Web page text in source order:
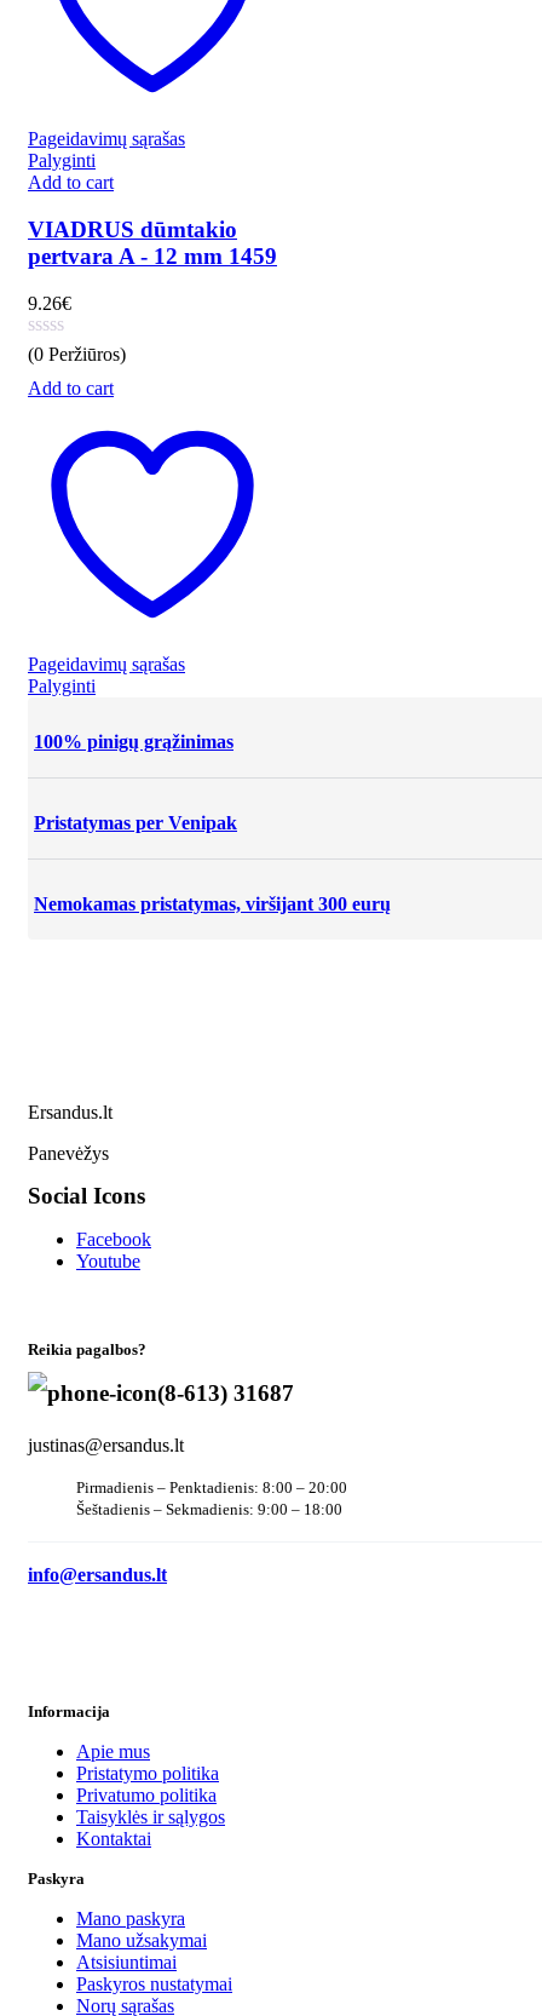
Pageidavimų sąrašas
Palyginti
Add to cart
VIADRUS dūmtakio
pertvara A - 12 mm 1459
9.26€
(0 Peržiūros)
Add to cart
Pageidavimų sąrašas
Palyginti
100% pinigų grąžinimas
Pristatymas per Venipak
Nemokamas pristatymas, viršijant 300 eurų
Ersandus.lt
Panevėžys
Social Icons
Facebook
Youtube
Reikia pagalbos?
(8-613) 31687
justinas@ersandus.lt
Pirmadienis – Penktadienis: 8:00 – 20:00
Šeštadienis – Sekmadienis: 9:00 – 18:00
info@ersandus.lt
Informacija
Apie mus
Pristatymo politika
Privatumo politika
Taisyklės ir sąlygos
Kontaktai
Paskyra
Mano paskyra
Mano užsakymai
Atsisiuntimai
Paskyros nustatymai
Norų sąrašas